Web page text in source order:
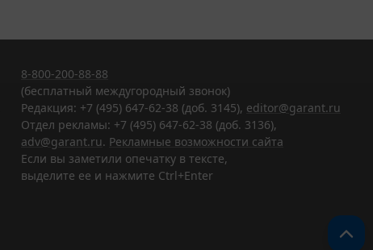
8-800-200-88-88
(бесплатный междугородный звонок)
Редакция: +7 (495) 647-62-38 (доб. 3145), editor@garant.ru
Отдел рекламы: +7 (495) 647-62-38 (доб. 3136),
adv@garant.ru. Рекламные возможности сайта
Если вы заметили опечатку в тексте,
выделите ее и нажмите Ctrl+Enter